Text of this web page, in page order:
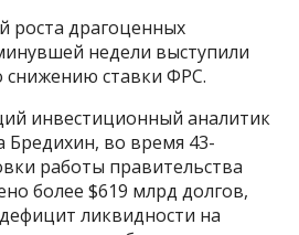
роста драгоценных
недели выступили
ставки ФРС.
инвестиционный аналитик
Бредихин, во время 43-
работы правительства
более $619 млрд долгов,
ликвидности на